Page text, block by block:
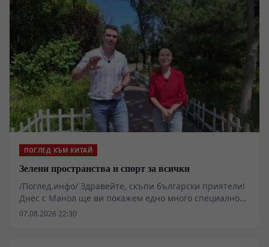
ПОГЛЕД КЪМ КИТАЙ
Зелени пространства и спорт за всички
/Поглед.инфо/ Здравейте, скъпи български приятели!
Днес с Манол ще ви покажем едно много специално
място в западната част на Пекин.
07.08.2026 22:30